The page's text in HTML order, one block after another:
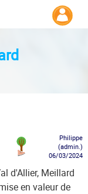
Philippe
(admin.)
06/03/2024
d'Allier, Meillard
en valeur de